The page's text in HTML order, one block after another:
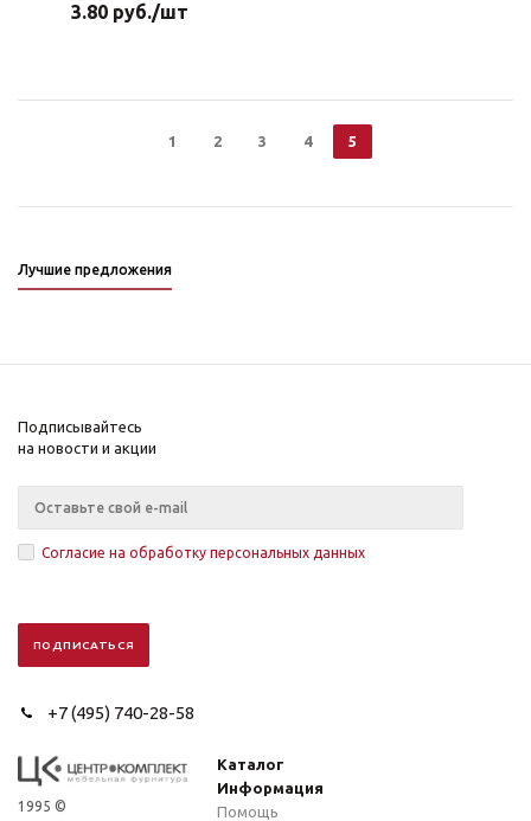
3.80руб./шт
1 2 3 4 5
Лучшие предложения
Подписывайтесь
на новости и акции
Согласие на обработку персональных данных
+7 (495) 740-28-58
1995 ©
Каталог
Информация
Помощь